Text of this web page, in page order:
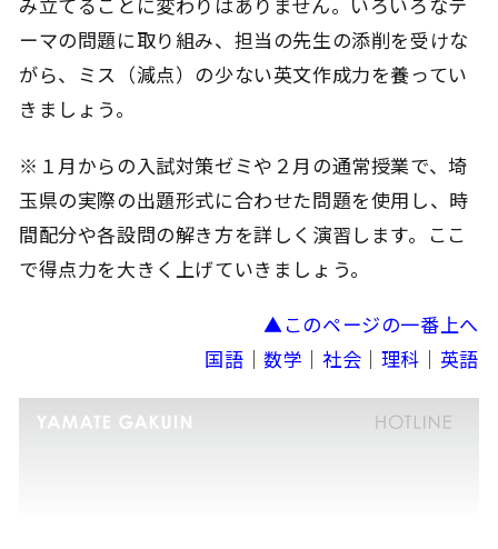
ーマの問題に取り組み、担当の先生の添削を受けな
がら、ミス（減点）の少ない英文作成力を養ってい
きましょう。
※１月からの入試対策ゼミや２月の通常授業で、埼
玉県の実際の出題形式に合わせた問題を使用し、時
間配分や各設問の解き方を詳しく演習します。ここ
で得点力を大きく上げていきましょう。
▲このページの一番上へ
国語 ｜数学 ｜社会 ｜ 理科 ｜ 英語